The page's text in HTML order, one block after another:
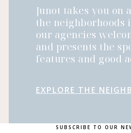
Junot takes you on
the neighborhoods
our agencies
and presents the
features and good
EXPLORE THE
SUBSCRIBE TO OUR